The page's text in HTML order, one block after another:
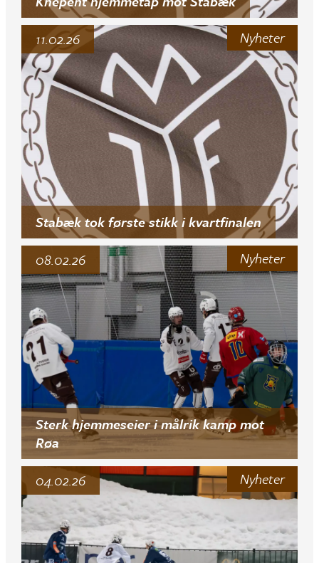
Nyheter
Stabæk tok første stikk i kvartfinalen
11.02.26
Nyheter
Sterk hjemmeseier i målrik kamp mot
Røa
08.02.26
Nyheter
04.02.26